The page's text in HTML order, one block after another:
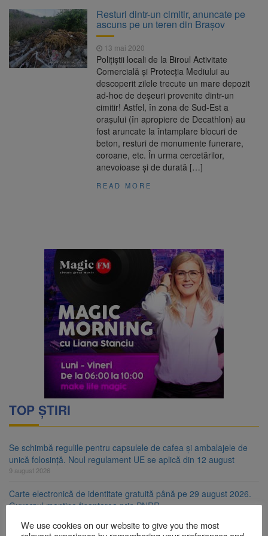
propriul record mondial. Betty Bromage a
zburat din nou pe aripa unui avion
9 august 2026
Avocații fraților Andrew și
Tristan Tate cer eliberarea lor pe cauțiune în
Se schimbă examenul de
medic specialist. Subiecte unice în toată țara,
aceeași oră și același barem
Se schimbă regulile pentru
capsulele de cafea și ambalajele de unică
folosință. Noul regulament UE se aplică din 12
Resturi dintr-un cimitir, anuncate pe
ascuns pe un teren din Brașov
13 mai 2020
Polițiștii locali de la Biroul Activitate
Comercială și Protecția Mediului au
descoperit zilele trecute un mare depozit
ad-hoc de deșeuri provenite dintr-un
cimitir! Astfel, în zona de Sud-Est a
orașului (în apropiere de Decathlon) au
fost aruncate la întamplare blocuri de
beton, resturi de monumente funerare,
coroane, etc. În urma cercetărilor,
anevoioase și de durată […]
READ MORE
TOP ȘTIRI
Se schimbă regulile pentru capsulele de cafea și ambalajele de
unică folosință. Noul regulament UE se aplică din 12 august
9 august 2026
Carte electronică de identitate gratuită până pe 29 august 2026.
Guvernul menține finanțarea prin PNRR
We use cookies on our website to give you the most